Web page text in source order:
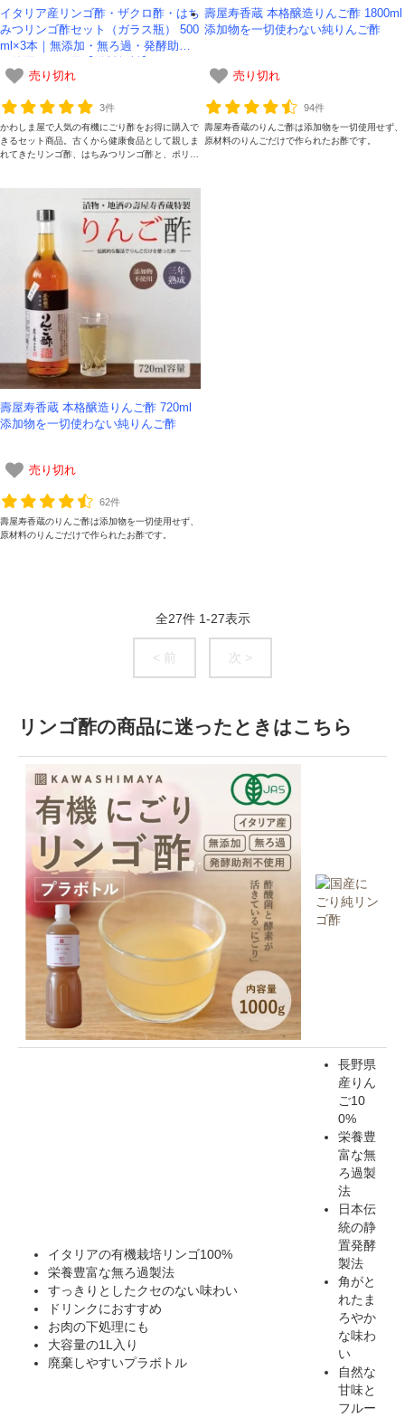
イタリア産リンゴ酢・ザクロ酢・はち
みつリンゴ酢セット（ガラス瓶） 500
ml×3本｜無添加・無ろ過・発酵助剤
売り切れ
3件
かわしま屋で人気の有機にごり酢をお得に購入で
きるセット商品。古くから健康食品として親しま
れてきたリンゴ酢、はちみつリンゴ酢と、ポリフ
壽屋寿香蔵 本格醸造りんご酢 1800ml
添加物を一切使わない純りんご酢
売り切れ
94件
壽屋寿香蔵のりんご酢は添加物を一切使用せず、
原材料のりんごだけで作られたお酢です。
壽屋寿香蔵 本格醸造りんご酢 720ml
添加物を一切使わない純りんご酢
売り切れ
62件
壽屋寿香蔵のりんご酢は添加物を一切使用せず、
原材料のりんごだけで作られたお酢です。
全27件 1-27表示
< 前 次 >
リンゴ酢の商品に迷ったときはこちら
イタリアの有機栽培リンゴ100%
栄養豊富な無ろ過製法
すっきりとしたクセのない味わい
ドリンクにおすすめ
お肉の下処理にも
大容量の1L入り
廃棄しやすいプラボトル
長野県
産りん
ご10
0%
栄養豊
富な無
ろ過製
法
日本伝
統の静
置発酵
製法
角がと
れたま
ろやか
な味わ
い
自然な
甘味と
フルー
対象者：かわしま屋で初めてお買い物をされる方
利用条件：3,000円以上のお買い物でご利用いただけます
※他のクーポンとの併用はできません